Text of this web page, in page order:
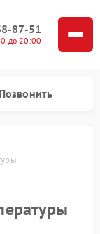
87-51
до 20:00
Позвонить